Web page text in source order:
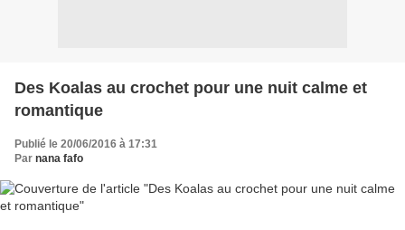
Des Koalas au crochet pour une nuit calme et
romantique
Publié le 20/06/2016 à 17:31
Par nana fafo